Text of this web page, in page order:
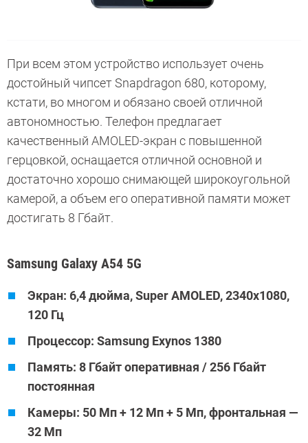
При всем этом устройство использует очень
достойный чипсет Snapdragon 680, которому,
кстати, во многом и обязано своей отличной
автономностью. Телефон предлагает
качественный AMOLED-экран с повышенной
герцовкой, оснащается отличной основной и
достаточно хорошо снимающей широкоугольной
камерой, а объем его оперативной памяти может
достигать 8 Гбайт.
Samsung Galaxy A54 5G
Экран: 6,4 дюйма, Super AMOLED, 2340х1080,
120 Гц
Процессор: Samsung Exynos 1380
Память: 8 Гбайт оперативная / 256 Гбайт
постоянная
Камеры: 50 Мп + 12 Мп + 5 Мп, фронтальная —
32 Мп